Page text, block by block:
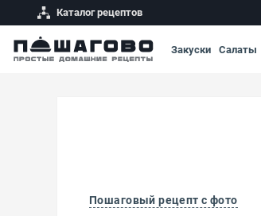
Каталог рецептов
Закуски Салаты
Пошаговый рецепт с фото